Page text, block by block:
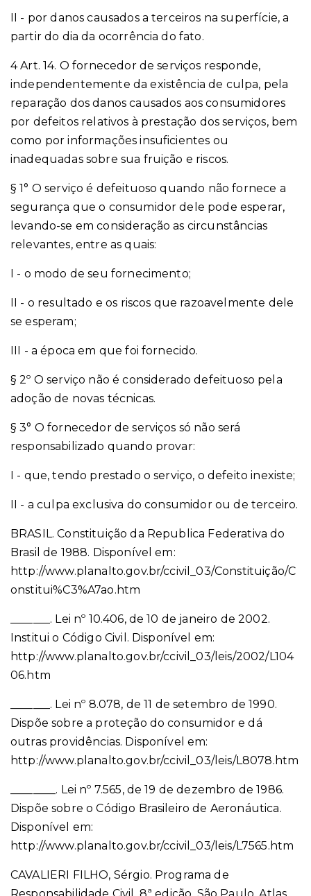
II - por danos causados a terceiros na superfície, a
partir do dia da ocorrência do fato.
4 Art. 14. O fornecedor de serviços responde,
independentemente da existência de culpa, pela
reparação dos danos causados aos consumidores
por defeitos relativos à prestação dos serviços, bem
como por informações insuficientes ou
inadequadas sobre sua fruição e riscos.
§ 1° O serviço é defeituoso quando não fornece a
segurança que o consumidor dele pode esperar,
levando-se em consideração as circunstâncias
relevantes, entre as quais:
I - o modo de seu fornecimento;
II - o resultado e os riscos que razoavelmente dele
se esperam;
III - a época em que foi fornecido.
§ 2º O serviço não é considerado defeituoso pela
adoção de novas técnicas.
§ 3° O fornecedor de serviços só não será
responsabilizado quando provar:
I - que, tendo prestado o serviço, o defeito inexiste;
II - a culpa exclusiva do consumidor ou de terceiro.
BRASIL. Constituição da Republica Federativa do
Brasil de 1988. Disponível em:
http://www.planalto.gov.br/ccivil_03/Constituição/C
onstitui%C3%A7ao.htm
_______. Lei nº 10.406, de 10 de janeiro de 2002.
Institui o Código Civil. Disponível em:
http://www.planalto.gov.br/ccivil_03/leis/2002/L104
06.htm
_______. Lei nº 8.078, de 11 de setembro de 1990.
Dispõe sobre a proteção do consumidor e dá
outras providências. Disponível em:
http://www.planalto.gov.br/ccivil_03/leis/L8078.htm
________. Lei nº 7.565, de 19 de dezembro de 1986.
Dispõe sobre o Código Brasileiro de Aeronáutica.
Disponível em:
http://www.planalto.gov.br/ccivil_03/leis/L7565.htm
CAVALIERI FILHO, Sérgio. Programa de